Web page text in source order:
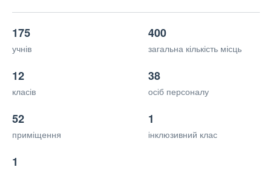
175
учнів
400
загальна кількість місць
12
класів
38
осіб персоналу
52
приміщення
1
інклюзивний клас
1